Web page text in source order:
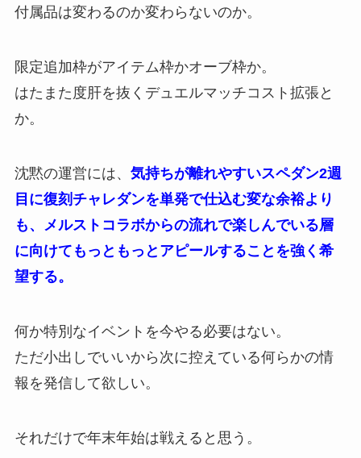
付属品は変わるのか変わらないのか。
限定追加枠がアイテム枠かオーブ枠か。
はたまた度肝を抜くデュエルマッチコスト拡張と
か。
沈黙の運営には、 気持ちが離れやすいスペダン2週
目に復刻チャレダンを単発で仕込む変な余裕より
も、メルストコラボからの流れで楽しんでいる層
に向けてもっともっとアピールすることを強く希
望する。
何か特別なイベントを今やる必要はない。
ただ小出しでいいから次に控えている何らかの情
報を発信して欲しい。
それだけで年末年始は戦えると思う。